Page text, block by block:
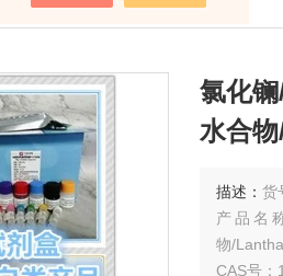
氯化
水合
描述：货
产品名
物/
CAS号：